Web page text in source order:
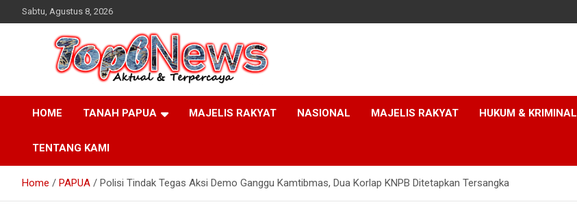
to
Sabtu, Agustus 8, 2026
HOME TANAH PAPUA MAJELIS RAKYAT NASIONAL MAJELIS RAKYAT HUKUM & KRIMINAL
TENTANG KAMI
Home PAPUA Polisi Tindak Tegas Aksi Demo Ganggu Kamtibmas, Dua Korlap KNPB Ditetapkan Tersangka